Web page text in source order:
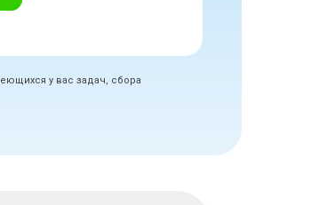
у вас задач, сбора